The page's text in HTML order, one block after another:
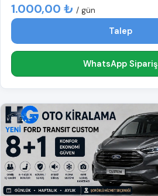
1.000,00 ₺ / gün
Talep
WhatsApp Sipariş